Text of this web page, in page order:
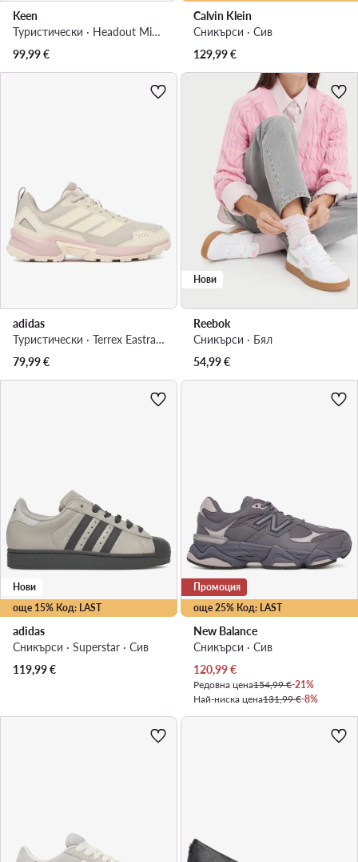
Keen
Туристически · Headout Mid Wp Steel 1028307 · Сив
99,99€
Calvin Klein
Сникърси · Сив
129,99€
adidas
Туристически · Terrex Eastrail 3 Climaproof KJ8962 · Светлосив
79,99€
Нови
Reebok
Сникърси · Бял
54,99€
още 15% Код: LAST
Нови
adidas
Сникърси · Superstar · Сив
119,99€
още 25% Код: LAST
Промоция
New Balance
Сникърси · Сив
Актуална цена
120,99€
Редовна цена154,99 €-21%
Най-ниска цена131,99 €-8%